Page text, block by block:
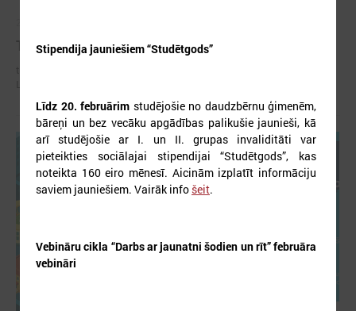
Trīs dienu piedzīvojums “Ielec Eiropas vilcienā!”
Stipendija jauniešiem “Studētgods”
Līdz 20. februārim studējošie no daudzbērnu ģimenēm,
bāreņi un bez vecāku apgādības palikušie jaunieši, kā
arī studējošie ar I. un II. grupas invaliditāti var
pieteikties sociālajai stipendijai “Studētgods”, kas
noteikta 160 eiro mēnesī. Aicinām izplatīt informāciju
saviem jauniešiem. Vairāk info šeit.
Vebināru cikla “Darbs ar jaunatni šodien un rīt” februāra
vebināri